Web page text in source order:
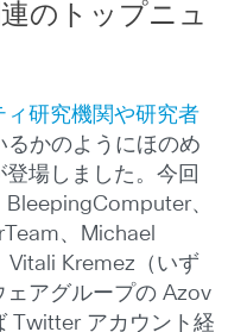
のトップニュ
研究機関や研究者
るかのようにほのめ
場しました。今回
、
、Michael
Kremez（いず
アグループの Azov
Twitter アカウント経